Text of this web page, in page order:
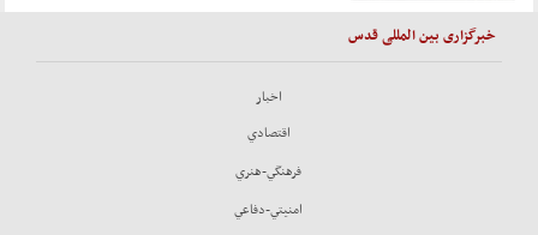
خبرگزاری بین المللی قدس
اخبار
اقتصادي
فرهنگي-هنري
امنيتي-دفاعي